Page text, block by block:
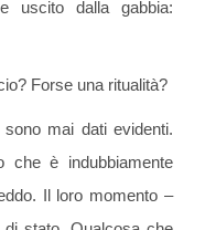
uscito dalla gabbia:
Forse una ritualità?
mai dati evidenti.
è indubbiamente
Il loro momento –